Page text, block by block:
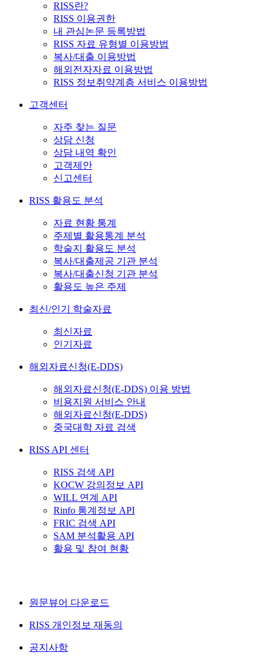
RISS란?
RISS 이용권한
내 관심논문 등록방법
RISS 자료 유형별 이용방법
복사/대출 이용방법
해외전자자료 이용방법
RISS 정보취약계층 서비스 이용방법
고객센터
자주 찾는 질문
상담 신청
상담 내역 확인
고객제안
신고센터
RISS 활용도 분석
자료 현황 통계
주제별 활용통계 분석
학술지 활용도 분석
복사/대출제공 기관 분석
복사/대출신청 기관 분석
활용도 높은 주제
최신/인기 학술자료
최신자료
인기자료
해외자료신청(E-DDS)
해외자료신청(E-DDS) 이용 방법
비용지원 서비스 안내
해외자료신청(E-DDS)
중국대학 자료 검색
RISS API 센터
RISS 검색 API
KOCW 강의정보 API
WILL 연계 API
Rinfo 통계정보 API
FRIC 검색 API
SAM 분석활용 API
활용 및 참여 현황
원문뷰어 다운로드
RISS 개인정보 재동의
공지사항